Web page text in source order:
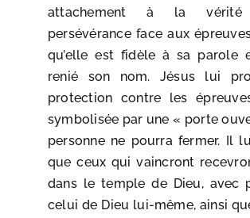
attachement à la
persévérance face aux
qu’elle est fidèle à sa parole
renié son nom. Jésus lui
protection contre les
symbolisée par une « porte
personne ne pourra fermer. Il
que ceux qui vaincront
dans le temple de Dieu, avec
celui de Dieu lui-même, ainsi